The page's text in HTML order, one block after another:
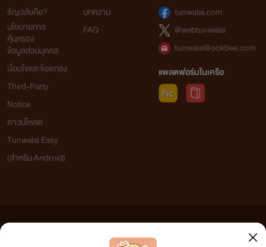
ธัญวลัยคือ?
นโยบายการ
คุ้มครอง
ข้อมูลส่วนบุคคล
เงื่อนไขและข้อตกลง
Third-Party
Notice
ดาวน์โหลด
Tunwalai Easy
(สำหรับ Android)
บทความ
FAQ
tunwalai.com
@webtunwalai
tunwalai@ookbee.com
แพลตฟอร์มในเครือ
เว็บไซต์แห่งนี้ไม่ได้เห็นด้วยและไม่ขอรับผิดชอบต่อข้อความใดๆ ทั้งสิ้น ดังนั้นผู้อ่านทุกท่านโปรดใช้